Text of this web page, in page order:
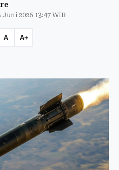
2026 13:47 WIB
A A+